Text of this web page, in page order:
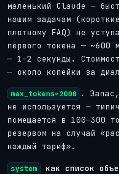
маленький Claude —
нашим задачам
плотному FAQ) не
первого токена — ~600
— 1–2 секунды.
— около копейки за
max_tokens=2000 .
не используется —
помещается в 100–300
резервом на случай
каждый тариф».
system
как список